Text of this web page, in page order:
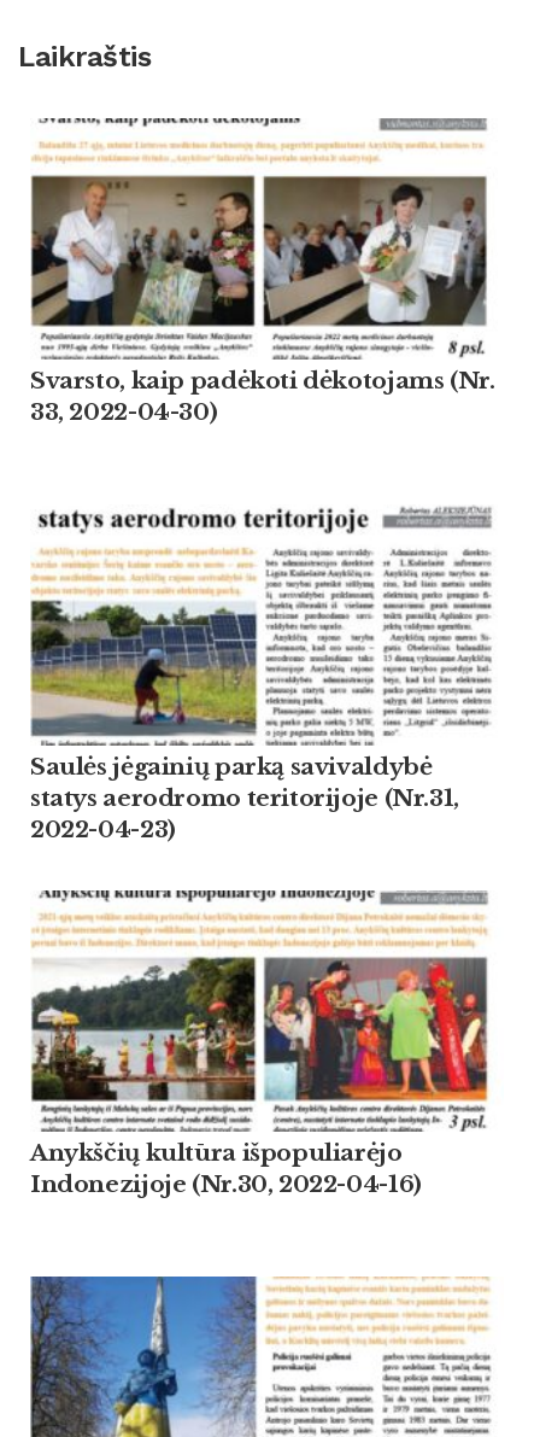
Laikraštis
Svarsto, kaip padėkoti dėkotojams (Nr.
33, 2022-04-30)
Saulės jėgainių parką savivaldybė
statys aerodromo teritorijoje (Nr.31,
2022-04-23)
Anykščių kultūra išpopuliarėjo
Indonezijoje (Nr.30, 2022-04-16)